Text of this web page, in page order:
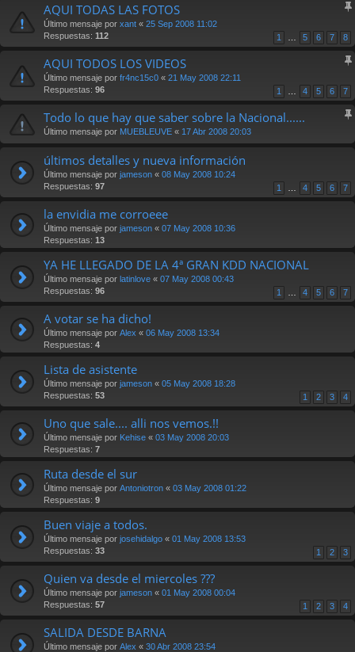
AQUI TODAS LAS FOTOS
Último mensaje por xant « 25 Sep 2008 11:02
Respuestas: 112 1 5 6 7 8
AQUI TODOS LOS VIDEOS
Último mensaje por fr4nc15c0 « 21 May 2008 22:11
Respuestas: 96 1 4 5 6 7
Todo lo que hay que saber sobre la Nacional......
Último mensaje por MUEBLEUVE « 17 Abr 2008 20:03
últimos detalles y nueva información
Último mensaje por jameson « 08 May 2008 10:24
Respuestas: 97 1 4 5 6 7
la envidia me corroeee
Último mensaje por jameson « 07 May 2008 10:36
Respuestas: 13
YA HE LLEGADO DE LA 4ª GRAN KDD NACIONAL
Último mensaje por latinlove « 07 May 2008 00:43
Respuestas: 96 1 4 5 6 7
A votar se ha dicho!
Último mensaje por Alex « 06 May 2008 13:34
Respuestas: 4
Lista de asistente
Último mensaje por jameson « 05 May 2008 18:28
Respuestas: 53 1 2 3 4
Uno que sale.... alli nos vemos.!!
Último mensaje por Kehise « 03 May 2008 20:03
Respuestas: 7
Ruta desde el sur
Último mensaje por Antoniotron « 03 May 2008 01:22
Respuestas: 9
Buen viaje a todos.
Último mensaje por josehidalgo « 01 May 2008 13:53
Respuestas: 33 1 2 3
Quien va desde el miercoles ???
Último mensaje por jameson « 01 May 2008 00:04
Respuestas: 57 1 2 3 4
SALIDA DESDE BARNA
Último mensaje por Alex « 30 Abr 2008 23:54